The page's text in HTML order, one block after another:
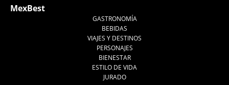
MexBest
GASTRONOMÍA
BEBIDAS
VIAJES Y DESTINOS
PERSONAJES
BIENESTAR
ESTILO DE VIDA
JURADO